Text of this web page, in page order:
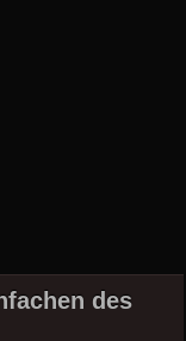
des